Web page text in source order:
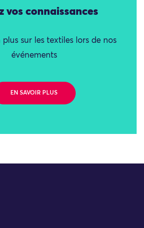
vos connaissances
sur les textiles lors de nos
événements
EN SAVOIR PLUS